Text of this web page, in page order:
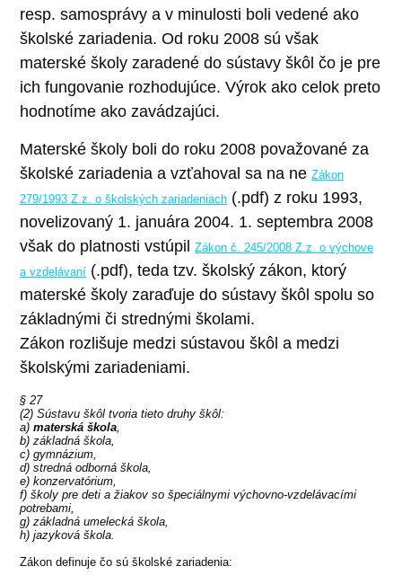
resp. samosprávy a v minulosti boli vedené ako
školské zariadenia. Od roku 2008 sú však
materské školy zaradené do sústavy škôl čo je pre
ich fungovanie rozhodujúce. Výrok ako celok preto
hodnotíme ako zavádzajúci.
Materské školy boli do roku 2008 považované za
školské zariadenia a vzťahoval sa na ne Zákon
279/1993 Z.z. o školských zariadeniach (.pdf) z roku 1993,
novelizovaný 1. januára 2004. 1. septembra 2008
však do platnosti vstúpil Zákon č. 245/2008 Z.z. o výchove
a vzdelávaní (.pdf), teda tzv. školský zákon, ktorý
materské školy zaraďuje do sústavy škôl spolu so
základnými či strednými školami.
Zákon rozlišuje medzi sústavou škôl a medzi
školskými zariadeniami.
§ 27
(2) Sústavu škôl tvoria tieto druhy škôl:
a) materská škola
b) základná škola,
c) gymnázium,
d) stredná odborná škola,
e) konzervatórium,
f) školy pre deti a žiakov so špeciálnymi výchovno-vzdelávacími
potrebami,
g) základná umelecká škola,
h) jazyková škola.
Zákon definuje čo sú školské zariadenia: